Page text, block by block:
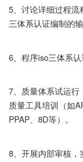
5、讨论详细过程
三体系认证编制的输
6、程序iso三体系认
7、质量体系试运行
质量工具培训（如
PPAP、8D等）。
8、开展内部审核，